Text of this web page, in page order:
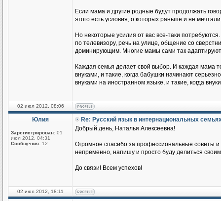
Если мама и другие родные будут продолжать
этого есть условия, о которых раньше и не
Но некоторые усилия от вас все-таки
по телевизору, речь на улице, общение со
доминирующим. Многие мамы сами так
Каждая семья делает свой выбор. И каждая мама
внуками, и такие, когда бабушки начинают
внуками на иностранном языке, и такие, когда
02 июл 2012, 08:06
Юлия
Зарегистрирован: 01
июл 2012, 04:31
Сообщения: 12
Re: Русский язык в интернациональных
Добрый день, Наталья Алексеевна!
Огромное спасибо за профессиональные советы
непременно, напишу и просто буду делиться
До связи! Всем успехов!
02 июл 2012, 18:11